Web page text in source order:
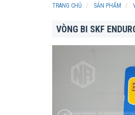
TRANG CHỦ SẢN PHẨM
VÒNG BI SKF